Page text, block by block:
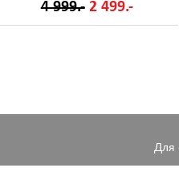
4 999.- 2 499.-
Для